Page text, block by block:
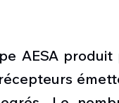
AESA